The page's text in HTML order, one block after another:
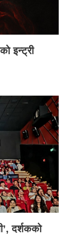
इन्ट्री
दर्शकको